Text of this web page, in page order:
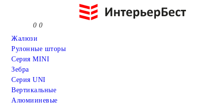
0 0
Жалюзи
Рулонные шторы
Серия MINI
Зебра
Серия UNI
Вертикальные
Алюмииневые